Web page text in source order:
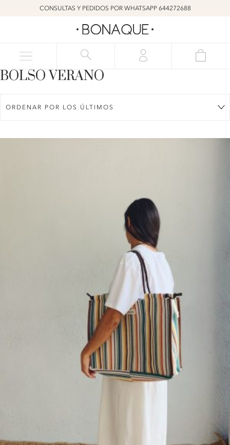
CONSULTAS Y PEDIDOS POR WHATSAPP 644272688
BOLSO VERANO